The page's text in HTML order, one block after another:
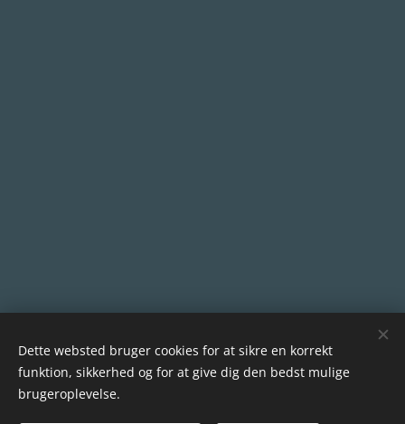
Dette websted bruger cookies for at sikre en korrekt
funktion, sikkerhed og for at give dig den bedst mulige
brugeroplevelse.